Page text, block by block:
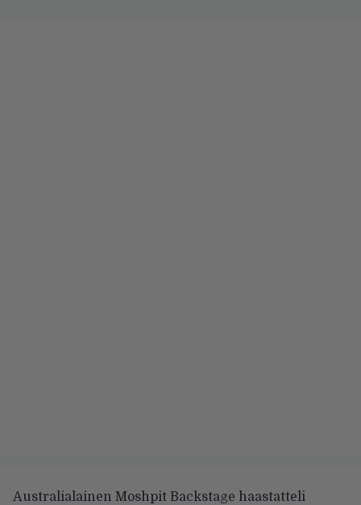
Australialainen Moshpit Backstage haastatteli